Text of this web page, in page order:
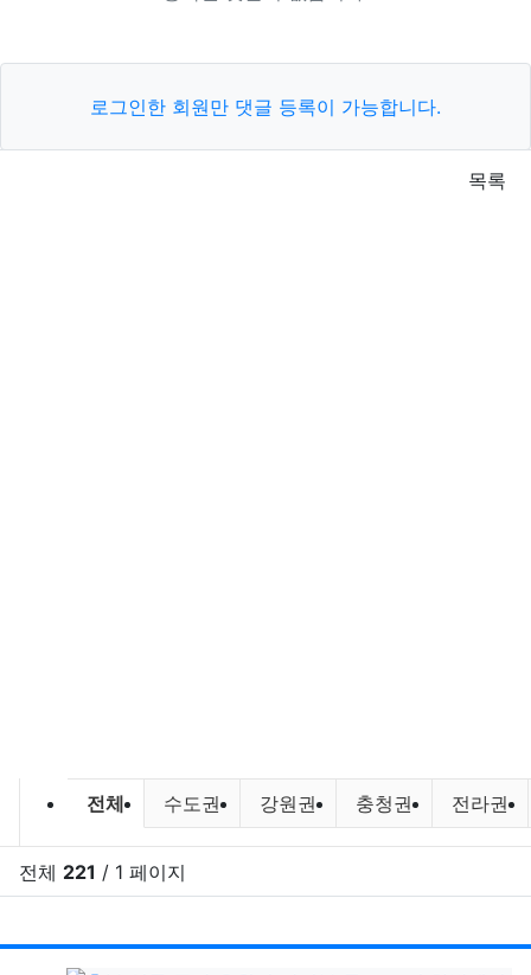
로그인한 회원만 댓글 등록이 가능합니다.
목록
캠핑정보 및 캠핑장비 소개 분류 목
전체 수도권 강원권 충청권 전라권
전체 221 / 1 페이지